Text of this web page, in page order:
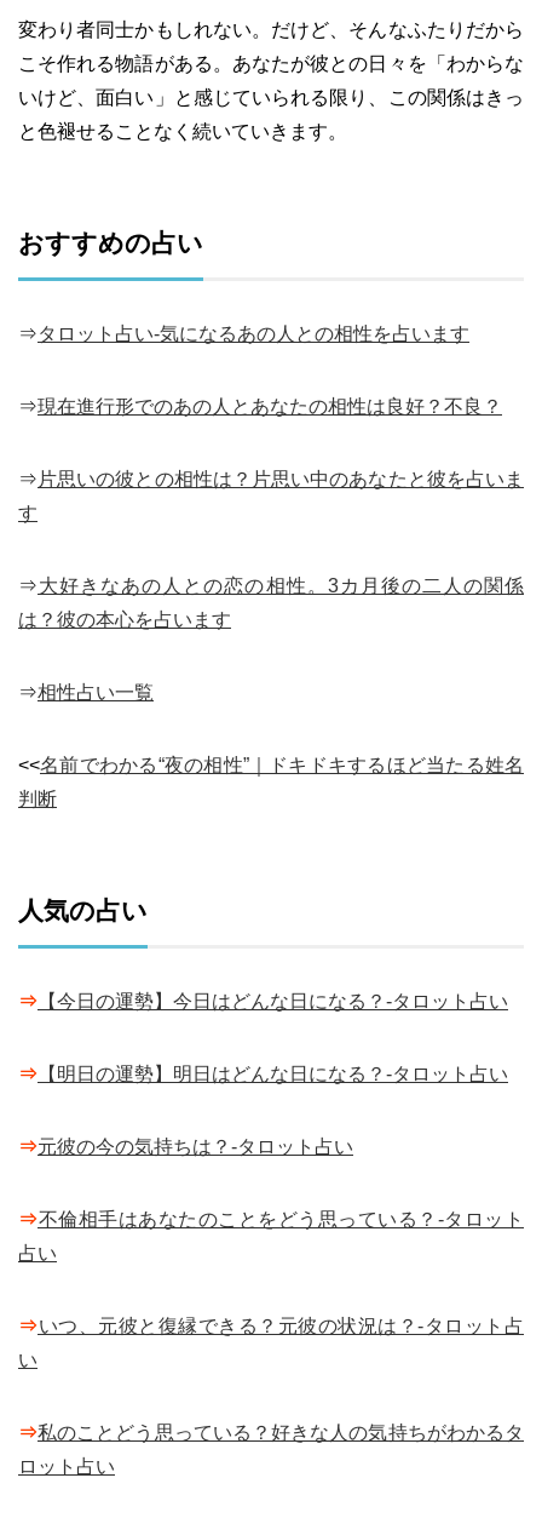
変わり者同士かもしれない。だけど、そんなふたりだから
こそ作れる物語がある。あなたが彼との日々を「わからな
いけど、面白い」と感じていられる限り、この関係はきっ
と色褪せることなく続いていきます。
おすすめの占い
⇒タロット占い-気になるあの人との相性を占います
⇒現在進行形でのあの人とあなたの相性は良好？不良？
⇒ 片思いの彼との相性は？片思い中のあなたと彼を占いま
す
⇒大好きなあの人との恋の相性。3カ月後の二人の関係
は？彼の本心を占います
⇒相性占い一覧
<<名前でわかる“夜の相性”｜ドキドキするほど当たる姓名
判断
人気の占い
⇒ 【今日の運勢】今日はどんな日になる？-タロット占い
⇒ 【明日の運勢】明日はどんな日になる？-タロット占い
⇒元彼の今の気持ちは？-タロット占い
⇒不倫相手はあなたのことをどう思っている？-タロット
占い
⇒いつ、元彼と復縁できる？元彼の状況は？-タロット占
い
⇒私のことどう思っている？好きな人の気持ちがわかるタ
ロット占い